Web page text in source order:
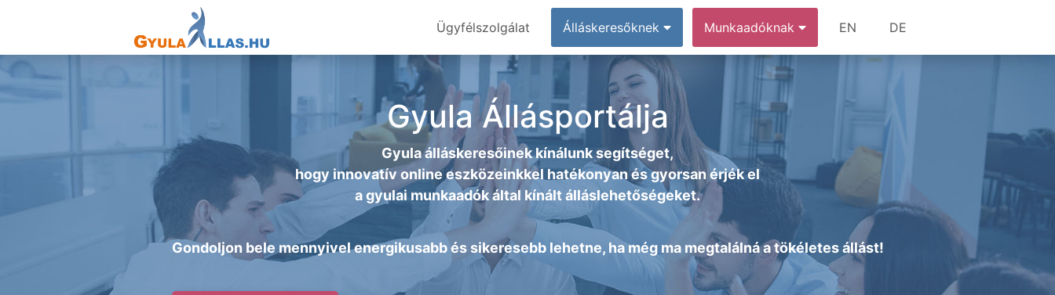
Ügyfélszolgálat Álláskeresőknek Munkaadóknak EN DE
Gyula Állásportálja
Gyula álláskeresőinek kínálunk segítséget,
hogy innovatív online eszközeinkkel hatékonyan és gyorsan érjék el
agyulai munkaadókáltal kínált álláslehetőségeket.
Gondoljon bele mennyivel energikusabb és sikeresebb lehetne, ha még ma megtalálná a tökéletes állást!